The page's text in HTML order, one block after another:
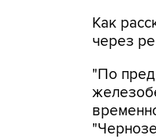
Как
через
"По